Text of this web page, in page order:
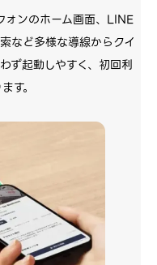
ォンのホーム画面、LINE
など多様な導線からクイ
ず起動しやすく、初回利
す。